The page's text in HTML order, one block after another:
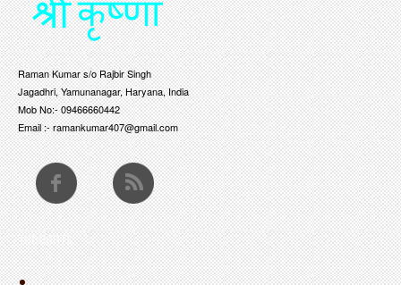
Raman Kumar s/o Rajbir Singh
Jagadhri, Yamunanagar, Haryana, India
Mob No:- 09466660442
Email :- ramankumar407@gmail.com
THOUGHTS